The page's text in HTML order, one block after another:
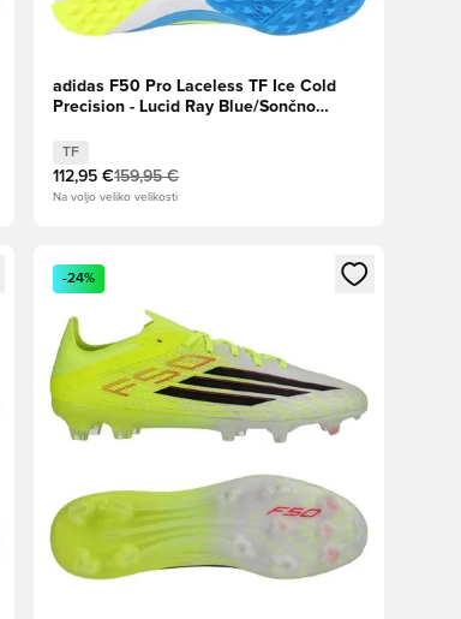
adidas F50 Pro Laceless TF Ice Cold
Precision - Lucid Ray Blue/Sončno
TF
112,95 €159,95 €
Na voljo veliko velikosti
Odpre Modal za prijavo ali vpis kot član
-24%